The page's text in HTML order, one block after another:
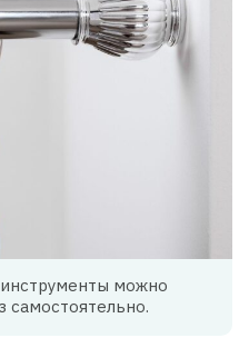
можно
самостоятельно.